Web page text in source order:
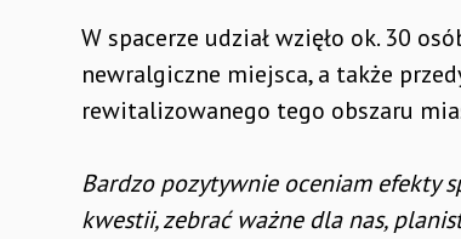
W spacerze udział wzięło ok. 30
newralgiczne miejsca, a także
rewitalizowanego tego obszaru
Bardzo pozytywnie oceniam efekty
kwestii, zebrać ważne dla nas,